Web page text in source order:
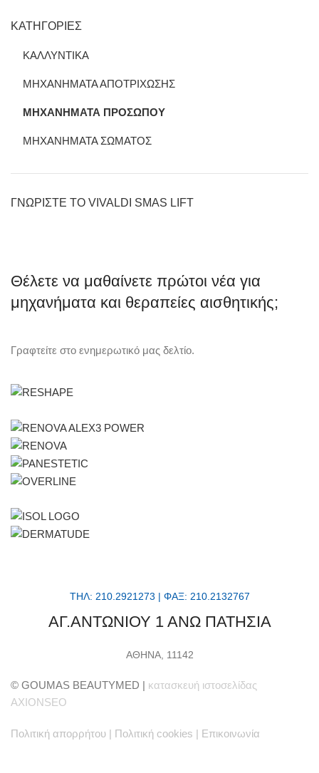
ΚΑΤΗΓΟΡΙΕΣ
ΚΑΛΛΥΝΤΙΚΑ
ΜΗΧΑΝΗΜΑΤΑ ΑΠΟΤΡΙΧΩΣΗΣ
ΜΗΧΑΝΗΜΑΤΑ ΠΡΟΣΩΠΟΥ
ΜΗΧΑΝΗΜΑΤΑ ΣΩΜΑΤΟΣ
ΓΝΩΡΙΣΤΕ ΤΟ VIVALDI SMAS LIFT
Θέλετε να μαθαίνετε πρώτοι νέα για
μηχανήματα και θεραπείες αισθητικής;
Γραφτείτε στο ενημερωτικό μας δελτίο.
ΤΗΛ: 210.2921273 | ΦΑΞ: 210.2132767
ΑΓ.ΑΝΤΩΝΙΟΥ 1 ΑΝΩ ΠΑΤΗΣΙΑ
ΑΘΗΝΑ, 11142
© GOUMAS BEAUTYMED | κατασκευή ιστοσελίδας
AXIONSEO
Πολιτική απορρήτου | Πολιτική cookies | Επικοινωνία